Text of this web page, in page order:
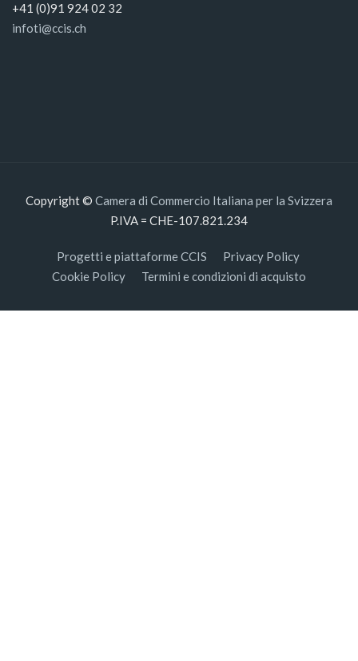
+41 (0)91 924 02 32
infoti@ccis.ch
Copyright © Camera di Commercio Italiana per la Svizzera
P.IVA = CHE-107.821.234
Progetti e piattaforme CCIS
Privacy Policy
Cookie Policy
Termini e condizioni di acquisto